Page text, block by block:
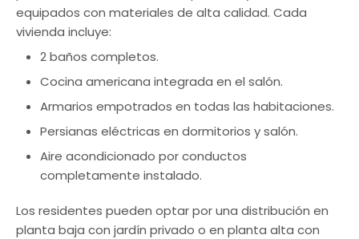
equipados con materiales de alta calidad. Cada
vivienda incluye:
2 baños completos.
Cocina americana integrada en el salón.
Armarios empotrados en todas las habitaciones.
Persianas eléctricas en dormitorios y salón.
Aire acondicionado por conductos
completamente instalado.
Los residentes pueden optar por una distribución en
planta baja con jardín privado o en planta alta con